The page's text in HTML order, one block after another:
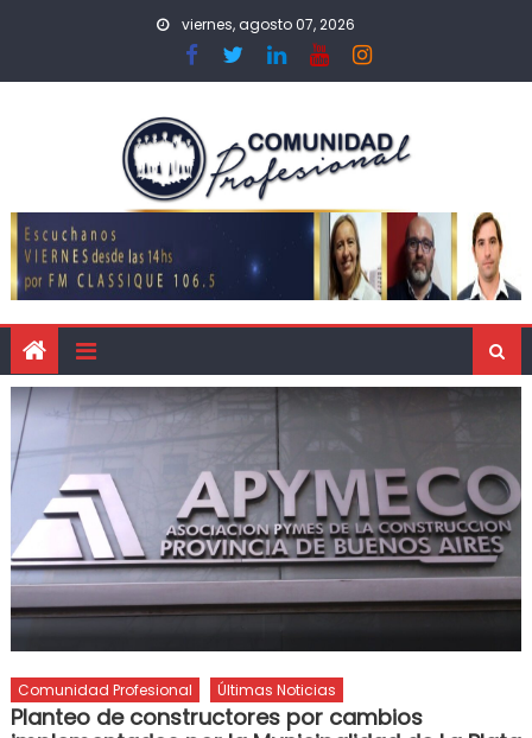
viernes, agosto 07, 2026
Comunidad Profesional Últimas Noticias
Planteo de constructores por cambios